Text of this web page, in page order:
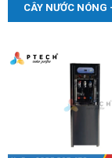
CÂY NƯỚC